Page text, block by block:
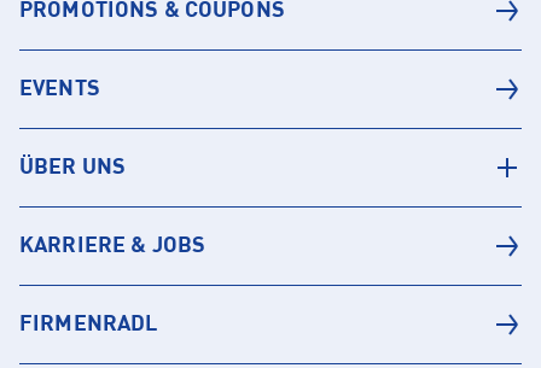
PROMOTIONS & COUPONS
EVENTS
ÜBER UNS
KARRIERE & JOBS
FIRMENRADL